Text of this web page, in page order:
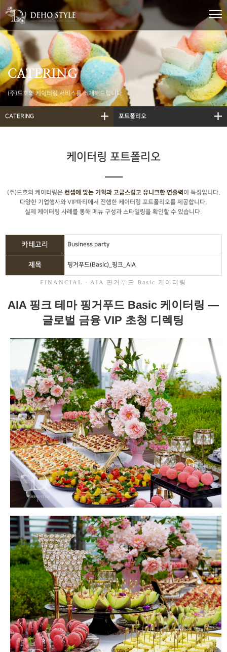
CATERING
(주)드호의 케이터링 서비스를 소개해드립니다
CATERING 포트폴리오
케이터링 포트폴리오
(주)드호의 케이터링은 컨셉에 맞는 기획과 고급스럽고 유니크한 연출력이 특징입니다.
다양한 기업행사와 VIP파티에서 진행한 케이터링 포트폴리오를 제공합니다.
실제 케이터링 사례를 통해 메뉴 구성과 스타일링을 확인할 수 있습니다.
카테고리 Business party
제목 핑거푸드(Basic)_핑크_AIA
FINANCIAL · AIA 핀거푸드 Basic 케이터링
AIA 핑크 테마 핑거푸드 Basic 케이터링 —
글로벌 금융 VIP 초청 디렉팅